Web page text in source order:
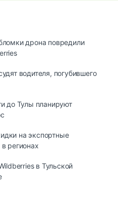
дрона повредили
водителя, погубившего
до Тулы планируют
на экспортные
регионах
в Тульской